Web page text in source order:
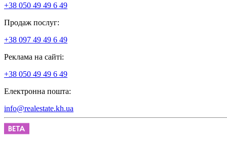
+38 050 49 49 6 49
Продаж послуг:
+38 097 49 49 6 49
Реклама на сайті:
+38 050 49 49 6 49
Електронна пошта:
info@realestate.kh.ua